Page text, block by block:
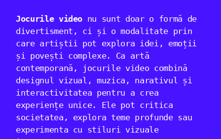
Jocurile video nu sunt doar o formă de
divertisment, ci și o modalitate prin
care artiștii pot explora idei, emoții
și povești complexe. Ca artă
contemporană, jocurile video combină
designul vizual, muzica, narativul și
interactivitatea pentru a crea
experiențe unice. Ele pot critica
societatea, explora teme profunde sau
experimenta cu stiluri vizuale